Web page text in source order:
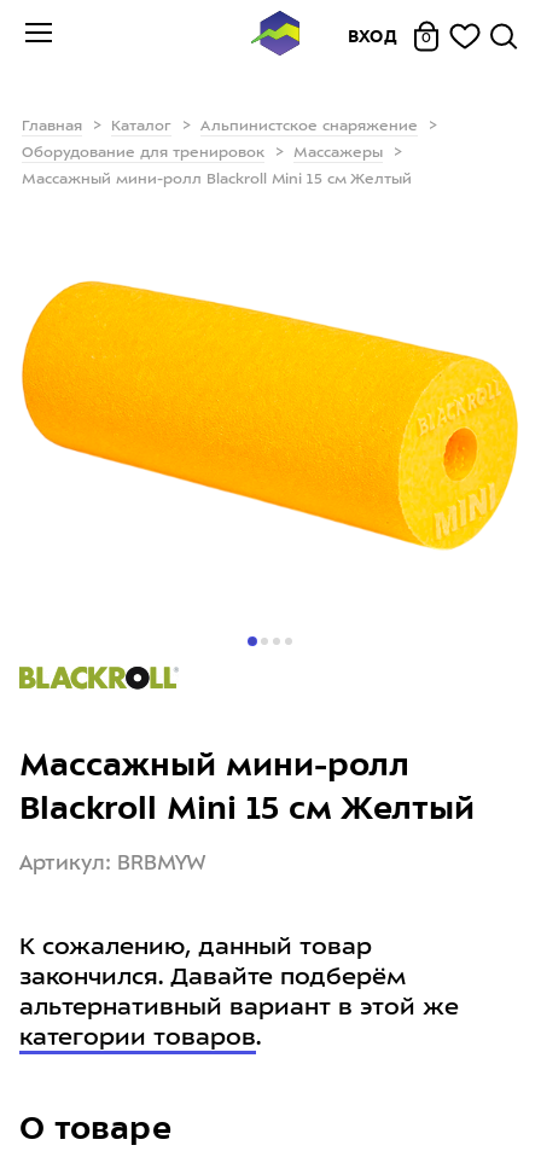
ВХОД 0
Главная Каталог
Альпинистское снаряжение
Оборудование для тренировок
Массажеры
Массажный мини-ролл Blackroll Mini 15 см Желтый
О товаре
Массажный мини-ролл
Blackroll Mini 15 см Желтый
Артикул: BRBMYW
К сожалению, данный товар
закончился. Давайте подберём
альтернативный вариант в этой же
категории товаров.